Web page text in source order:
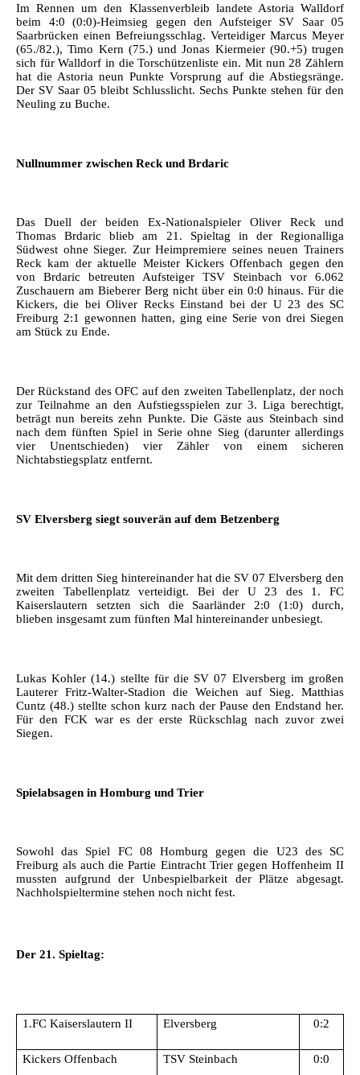
Im Rennen um den Klassenverbleib landete Astoria Walldorf
beim 4:0 (0:0)-Heimsieg gegen den Aufsteiger SV Saar 05
Saarbrücken einen Befreiungsschlag. Verteidiger Marcus Meyer
(65./82.), Timo Kern (75.) und Jonas Kiermeier (90.+5) trugen
sich für Walldorf in die Torschützenliste ein. Mit nun 28 Zählern
hat die Astoria neun Punkte Vorsprung auf die Abstiegsränge.
Der SV Saar 05 bleibt Schlusslicht. Sechs Punkte stehen für den
Neuling zu Buche.
Nullnummer zwischen Reck und Brdaric
Das Duell der beiden Ex-Nationalspieler Oliver Reck und
Thomas Brdaric blieb am 21. Spieltag in der Regionalliga
Südwest ohne Sieger. Zur Heimpremiere seines neuen Trainers
Reck kam der aktuelle Meister Kickers Offenbach gegen den
von Brdaric betreuten Aufsteiger TSV Steinbach vor 6.062
Zuschauern am Bieberer Berg nicht über ein 0:0 hinaus. Für die
Kickers, die bei Oliver Recks Einstand bei der U 23 des SC
Freiburg 2:1 gewonnen hatten, ging eine Serie von drei Siegen
am Stück zu Ende.
Der Rückstand des OFC auf den zweiten Tabellenplatz, der noch
zur Teilnahme an den Aufstiegsspielen zur 3. Liga berechtigt,
beträgt nun bereits zehn Punkte. Die Gäste aus Steinbach sind
nach dem fünften Spiel in Serie ohne Sieg (darunter allerdings
vier Unentschieden) vier Zähler von einem sicheren
Nichtabstiegsplatz entfernt.
SV Elversberg siegt souverän auf dem Betzenberg
Mit dem dritten Sieg hintereinander hat die SV 07 Elversberg den
zweiten Tabellenplatz verteidigt. Bei der U 23 des 1. FC
Kaiserslautern setzten sich die Saarländer 2:0 (1:0) durch,
blieben insgesamt zum fünften Mal hintereinander unbesiegt.
Lukas Kohler (14.) stellte für die SV 07 Elversberg im großen
Lauterer Fritz-Walter-Stadion die Weichen auf Sieg. Matthias
Cuntz (48.) stellte schon kurz nach der Pause den Endstand her.
Für den FCK war es der erste Rückschlag nach zuvor zwei
Siegen.
Spielabsagen in Homburg und Trier
Sowohl das Spiel FC 08 Homburg gegen die U23 des SC
Freiburg als auch die Partie Eintracht Trier gegen Hoffenheim II
mussten aufgrund der Unbespielbarkeit der Plätze abgesagt.
Nachholspieltermine stehen noch nicht fest.
Der 21. Spieltag:
1.FC Kaiserslautern II Elversberg 0:2
Kickers Offenbach TSV Steinbach 0:0